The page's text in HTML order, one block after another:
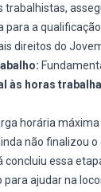
trabalhistas,
para a
direitos do
às horas
horária
não finalizou o
essa
para ajudar na